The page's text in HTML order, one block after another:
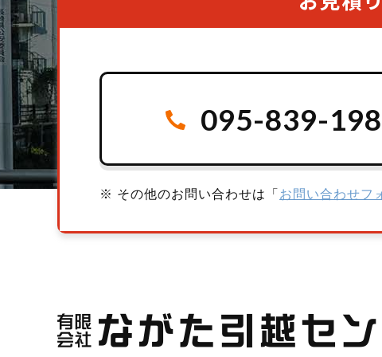
095-839-
※ その他のお問い合わせは「 お問い合わせフ